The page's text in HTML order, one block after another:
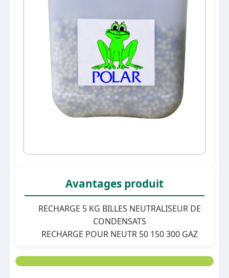
Avantages produit
RECHARGE 5 KG BILLES NEUTRALISEUR DE
CONDENSATS
RECHARGE POUR NEUTR 50 150 300 GAZ